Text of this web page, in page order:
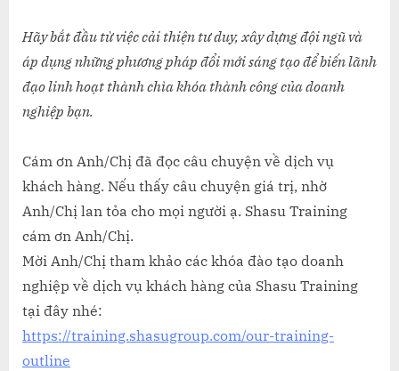
Hãy bắt đầu từ việc cải thiện tư duy, xây dựng đội ngũ và
áp dụng những phương pháp đổi mới sáng tạo để biến lãnh
đạo linh hoạt thành chìa khóa thành công của doanh
nghiệp bạn.
Cám ơn Anh/Chị đã đọc câu chuyện về dịch vụ
khách hàng. Nếu thấy câu chuyện giá trị, nhờ
Anh/Chị lan tỏa cho mọi người ạ. Shasu Training
cám ơn Anh/Chị.
Mời Anh/Chị tham khảo các khóa đào tạo doanh
nghiệp về dịch vụ khách hàng của Shasu Training
tại đây nhé:
https://training.shasugroup.com/our-training-
outline